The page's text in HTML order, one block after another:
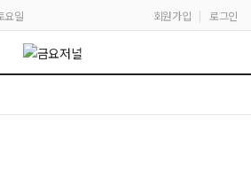
요일 회원가입 | 로그인